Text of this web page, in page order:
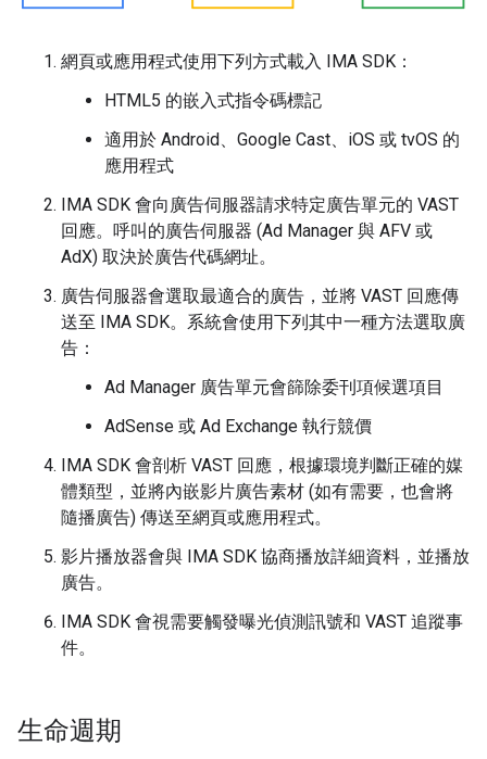
網頁或應用程式使用下列方式載入 IMA SDK：
HTML5 的嵌入式指令碼標記
適用於 Android、Google Cast、iOS 或 tvOS 的
應用程式
IMA SDK 會向廣告伺服器請求特定廣告單元的 VAST
回應。呼叫的廣告伺服器 (Ad Manager 與 AFV 或
AdX) 取決於廣告代碼網址。
廣告伺服器會選取最適合的廣告，並將 VAST 回應傳
送至 IMA SDK。系統會使用下列其中一種方法選取廣
告：
Ad Manager 廣告單元會篩除委刊項候選項目
AdSense 或 Ad Exchange 執行競價
IMA SDK 會剖析 VAST 回應，根據環境判斷正確的媒
體類型，並將內嵌影片廣告素材 (如有需要，也會將
隨播廣告) 傳送至網頁或應用程式。
影片播放器會與 IMA SDK 協商播放詳細資料，並播放
廣告。
IMA SDK 會視需要觸發曝光偵測訊號和 VAST 追蹤事
件。
生命週期